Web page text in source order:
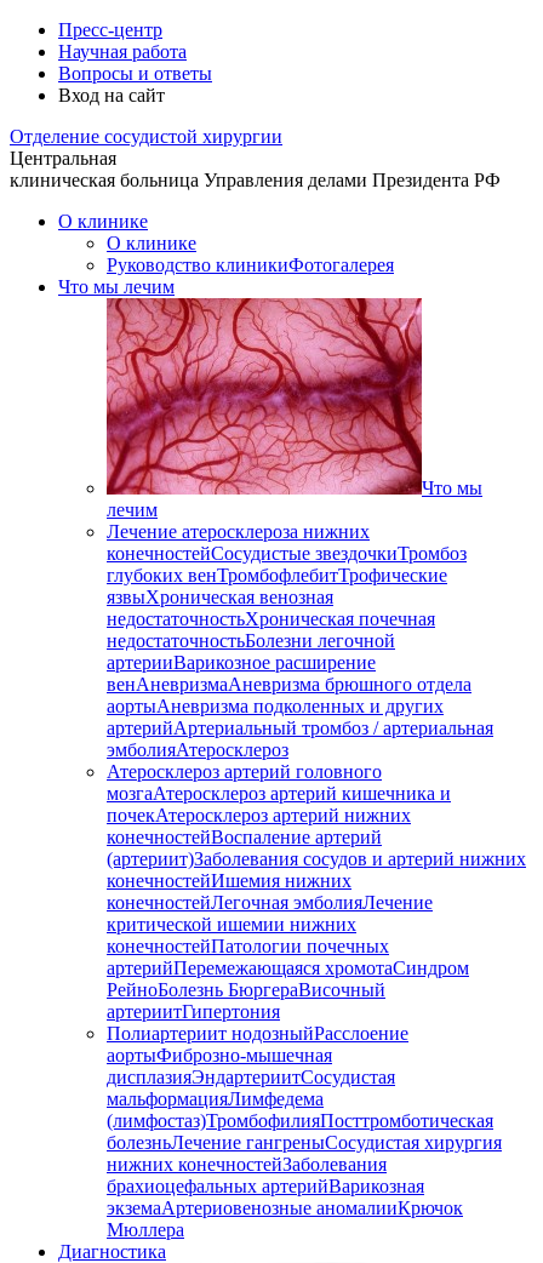
Пресс-центр
Научная работа
Вопросы и ответы
Вход на сайт
Отделение сосудистой хирургии
Центральная
клиническая больница Управления делами Президента РФ
О клинике
О клинике
Руководство клиникиФотогалерея
Что мы лечим
Что мы
лечим
Лечение атеросклероза нижних
конечностейСосудистые звездочкиТромбоз
глубоких венТромбофлебитТрофические
язвыХроническая венозная
недостаточностьХроническая почечная
недостаточностьБолезни легочной
артерииВарикозное расширение
венАневризмаАневризма брюшного отдела
аортыАневризма подколенных и других
артерийАртериальный тромбоз / артериальная
эмболияАтеросклероз
Атеросклероз артерий головного
мозгаАтеросклероз артерий кишечника и
почекАтеросклероз артерий нижних
конечностейВоспаление артерий
(артериит)Заболевания сосудов и артерий нижних
конечностейИшемия нижних
конечностейЛегочная эмболияЛечение
критической ишемии нижних
конечностейПатологии почечных
артерийПеремежающаяся хромотаСиндром
РейноБолезнь БюргераВисочный
артериитГипертония
Полиартериит нодозныйРасслоение
аортыФиброзно-мышечная
дисплазияЭндартериитСосудистая
мальформацияЛимфедема
(лимфостаз)ТромбофилияПосттромботическая
болезньЛечение гангреныСосудистая хирургия
нижних конечностейЗаболевания
брахиоцефальных артерийВарикозная
экземаАртериовенозные аномалииКрючок
Мюллера
Диагностика